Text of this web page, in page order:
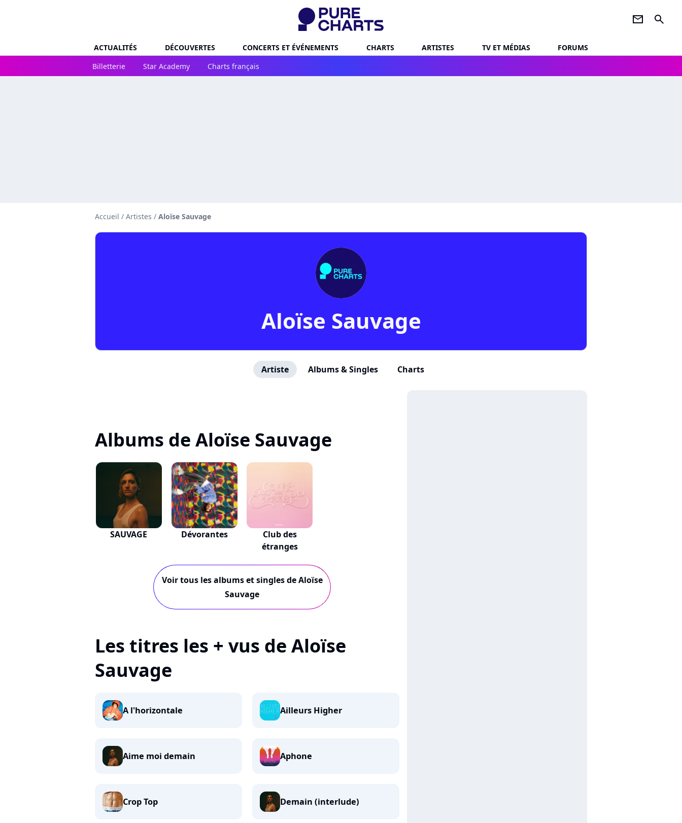
newsletter search
ACTUALITÉS DÉCOUVERTES CONCERTS ET ÉVÉNEMENTS CHARTS ARTISTES TV ET MÉDIAS
FORUMS
Billetterie
Star Academy Charts français
Accueil / Artistes / Aloïse Sauvage
Aloïse Sauvage
Artiste Albums & Singles Charts
Albums de Aloïse Sauvage
SAUVAGE Dévorantes
Club des
étranges
Voir tous les albums et singles de Aloïse
Sauvage
Les titres les + vus de Aloïse
Sauvage
A l'horizontale Ailleurs Higher
Aime moi demain Aphone
Crop Top Demain (interlude)